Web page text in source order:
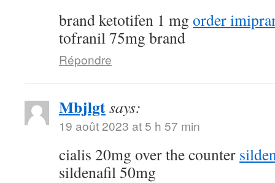
brand ketotifen 1 mg order
tofranil 75mg brand
Répondre
Mbjlgtsays:
19 août 2023 at 5 h 57 min
cialis 20mg over the counter
sildenafil 50mg